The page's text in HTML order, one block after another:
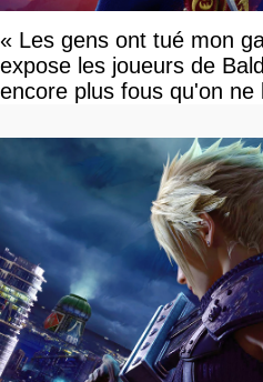
« Les gens ont tué mon
expose les joueurs de
encore plus fous qu'on ne